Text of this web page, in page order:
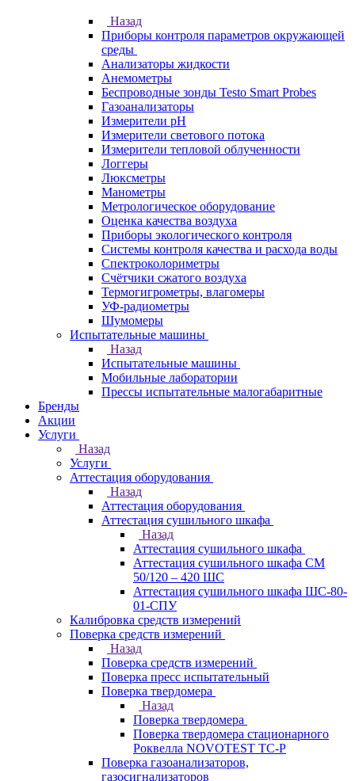
Назад
Приборы контроля параметров окружающей
среды
Анализаторы жидкости
Анемометры
Беспроводные зонды Testo Smart Probes
Газоанализаторы
Измерители pH
Измерители светового потока
Измерители тепловой облученности
Логгеры
Люксметры
Манометры
Метрологическое оборудование
Оценка качества воздуха
Приборы экологического контроля
Системы контроля качества и расхода воды
Спектроколориметры
Счётчики сжатого воздуха
Термогигрометры, влагомеры
УФ-радиометры
Шумомеры
Испытательные машины
Назад
Испытательные машины
Мобильные лаборатории
Прессы испытательные малогабаритные
Бренды
Акции
Услуги
Назад
Услуги
Аттестация оборудования
Назад
Аттестация оборудования
Аттестация сушильного шкафа
Назад
Аттестация сушильного шкафа
Аттестация сушильного шкафа СМ
50/120 – 420 ШС
Аттестация сушильного шкафа ШС-80-
01-СПУ
Калибровка средств измерений
Поверка средств измерений
Назад
Поверка средств измерений
Поверка пресс испытательный
Поверка твердомера
Назад
Поверка твердомера
Поверка твердомера стационарного
Роквелла NOVOTEST TС-Р
Поверка газоанализаторов,
газосигнализаторов